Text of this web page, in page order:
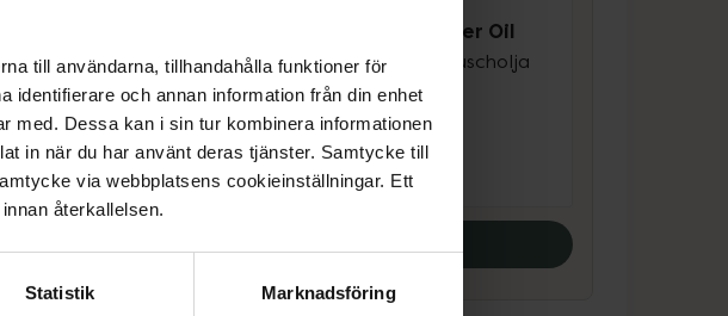
till användarna, tillhandahålla funktioner för
identifierare och annan information från din enhet
med. Dessa kan i sin tur kombinera informationen
in när du har använt deras tjänster. Samtycke till
via webbplatsens cookieinställningar. Ett
återkallelsen.
Statistik Marknadsföring
400 ml
Pris online
129 kr
ACO Caring Shower Oil
Milt parfymerad duscholja
400 ml
Pris online
119 kr
båda för:
kr